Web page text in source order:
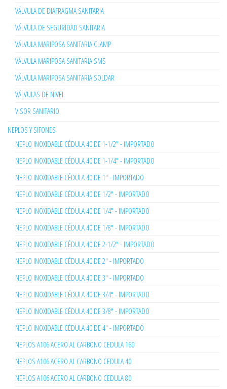
VÁLVULA DE DIAFRAGMA SANITARIA
VÁLVULA DE SEGURIDAD SANITARIA
VÁLVULA MARIPOSA SANITARIA CLAMP
VÁLVULA MARIPOSA SANITARIA SMS
VÁLVULA MARIPOSA SANITARIA SOLDAR
VÁLVULAS DE NIVEL
VISOR SANITARIO
NEPLOS Y SIFONES
NEPLO INOXIDABLE CÉDULA 40 DE 1-1/2" - IMPORTADO
NEPLO INOXIDABLE CÉDULA 40 DE 1-1/4" - IMPORTADO
NEPLO INOXIDABLE CÉDULA 40 DE 1" - IMPORTADO
NEPLO INOXIDABLE CÉDULA 40 DE 1/2" - IMPORTADO
NEPLO INOXIDABLE CÉDULA 40 DE 1/4" - IMPORTADO
NEPLO INOXIDABLE CÉDULA 40 DE 1/8" - IMPORTADO
NEPLO INOXIDABLE CÉDULA 40 DE 2-1/2" - IMPORTADO
NEPLO INOXIDABLE CÉDULA 40 DE 2" - IMPORTADO
NEPLO INOXIDABLE CÉDULA 40 DE 3" - IMPORTADO
NEPLO INOXIDABLE CÉDULA 40 DE 3/4" - IMPORTADO
NEPLO INOXIDABLE CÉDULA 40 DE 3/8" - IMPORTADO
NEPLO INOXIDABLE CÉDULA 40 DE 4" - IMPORTADO
NEPLOS A106 ACERO AL CARBONO CEDULA 160
NEPLOS A106 ACERO AL CARBONO CEDULA 40
NEPLOS A106 ACERO AL CARBONO CEDULA 80